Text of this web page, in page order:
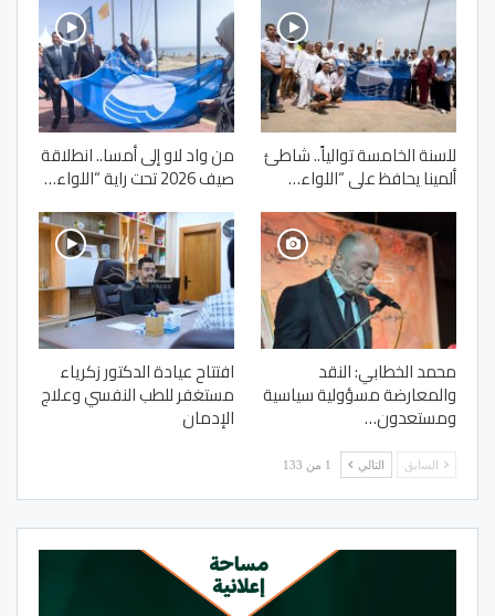
للسنة الخامسة توالياً.. شاطئ
ألمينا يحافظ على “اللواء…
من واد لاو إلى أمسا.. انطلاقة
صيف 2026 تحت راية “اللواء…
محمد الخطابي: النقد
والمعارضة مسؤولية سياسية
ومستعدون…
افتتاح عيادة الدكتور زكرياء
مستغفر للطب النفسي وعلاج
الإدمان
السابق التالي 1 من 133